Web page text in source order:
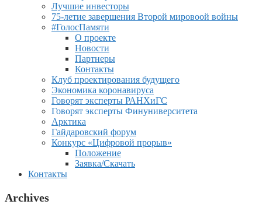
Лучшие инвесторы
75-летие завершения Второй мировоой войны
#ГолосПамяти
О проекте
Новости
Партнеры
Контакты
Клуб проектирования будущего
Экономика коронавируса
Говорят эксперты РАНХиГС
Говорят эксперты Финуниверситета
Арктика
Гайдаровский форум
Конкурс «Цифровой прорыв»
Положение
Заявка/Скачать
Контакты
Archives